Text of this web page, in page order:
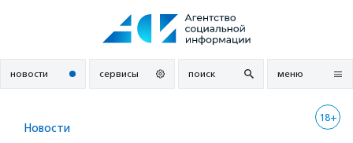
новости сервисы поиск меню
18+
Новости